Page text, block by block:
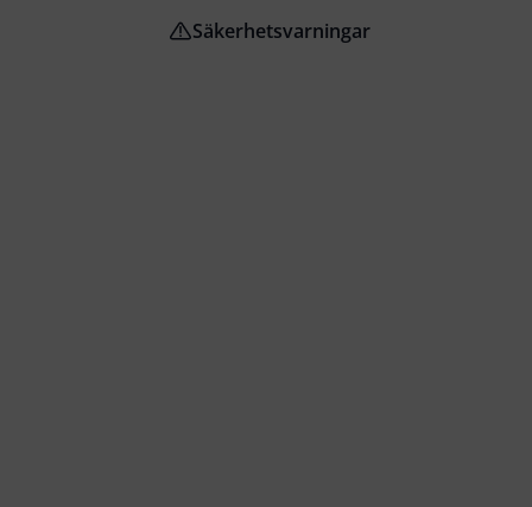
Säkerhetsvarningar